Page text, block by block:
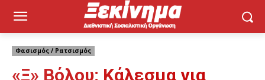
Φασισμός / Ρατσισμός
«Ξ» Βόλου: Κάλεσμα για